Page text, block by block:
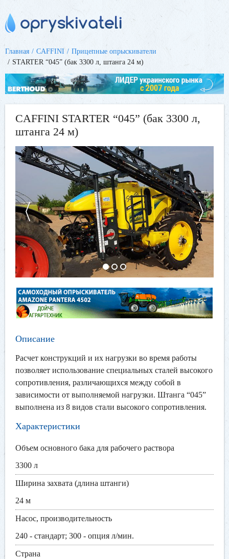
Главная CAFFINI
Прицепные опрыскиватели
STARTER “045” (бак 3300 л, штанга 24 м)
CAFFINI STARTER “045” (бак 3300 л,
штанга 24 м)
Описание
Расчет конструкций и их нагрузки во время работы
позволяет использование специальных сталей высокого
сопротивления, различающихся между собой в
зависимости от выполняемой нагрузки. Штанга “045”
выполнена из 8 видов стали высокого сопротивления.
Характеристики
Объем основного бака для рабочего раствора
3300 л
Ширина захвата (длина штанги)
24 м
Насос, производительность
240 - стандарт; 300 - опция л/мин.
Страна